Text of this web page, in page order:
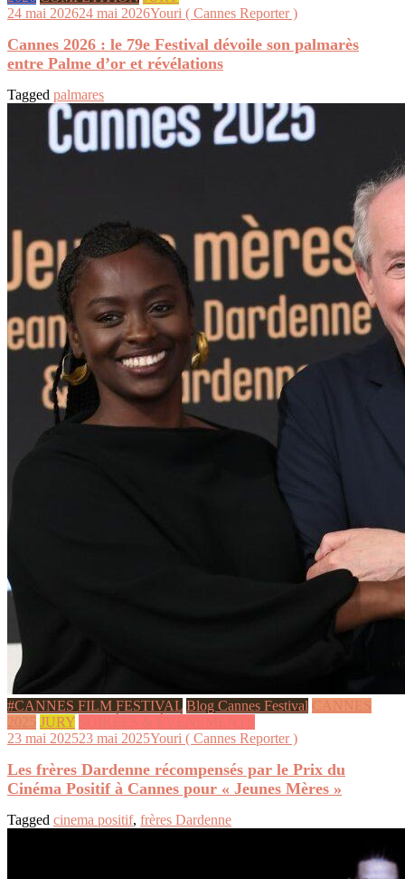
24 mai 202624 mai 2026Youri ( Cannes Reporter )
Cannes 2026 : le 79e Festival dévoile son palmarès
entre Palme d’or et révélations
Tagged palmares
#CANNES FILM FESTIVAL Blog Cannes Festival CANNES
2025 JURY SOIRÉES & ÉVÉNEMENTS
23 mai 202523 mai 2025Youri ( Cannes Reporter )
Les frères Dardenne récompensés par le Prix du
Cinéma Positif à Cannes pour « Jeunes Mères »
Tagged cinema positif, frères Dardenne